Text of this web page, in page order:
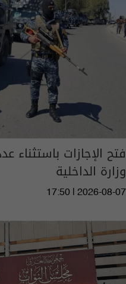
فتح الإجازات
وزارة الداخلية
17:50 | 2026-08-07